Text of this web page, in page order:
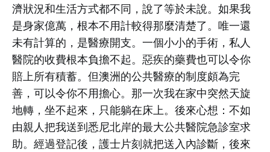
濟狀況和生活方式都不同，說了等於未說。如果我
是身家億萬，根本不用計較得那麼清楚了。唯一還
未有計算的，是醫療開支。一個小小的手術，私人
醫院的收費根本負擔不起。惡疾的藥費也可以令你
賠上所有積蓄。但澳洲的公共醫療的制度頗為完
善，可以令你不用擔心。那一次我在家中突然天旋
地轉，坐不起來，只能躺在床上。後來心想：不如
由親人把我送到悉尼北岸的最大公共醫院急診室求
助。經過登記後，護士片刻就把送入內診斷，後來